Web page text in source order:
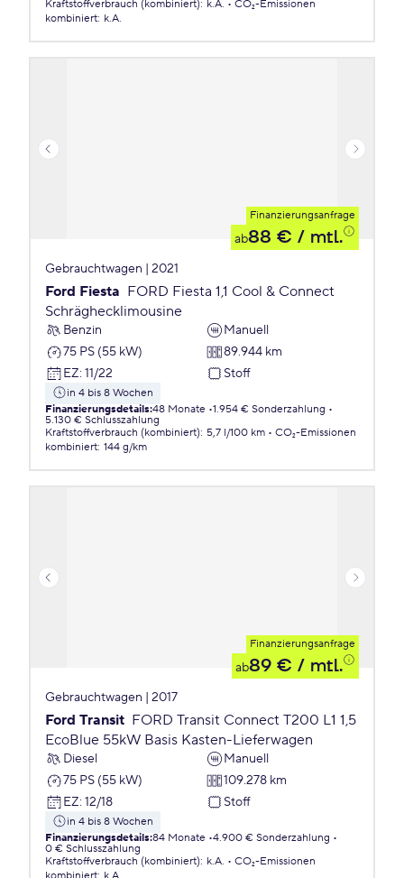
Kraftstoffverbrauch (kombiniert): k.A.
CO₂-Emissionen
kombiniert: k.A.
Finanzierungsanfrage
ab88 € / mtl.
Gebrauchtwagen | 2021
Ford Fiesta FORD Fiesta 1,1 Cool & Connect
Schräghecklimousine
Benzin
Manuell
75 PS (55 kW)
89.944 km
EZ: 11/22 Stoff
in 4 bis 8 Wochen
Finanzierungsdetails:48 Monate 1.954 € Sonderzahlung
5.130 € Schlusszahlung
Kraftstoffverbrauch (kombiniert): 5,7 l/100 km
CO₂-Emissionen
kombiniert: 144 g/km
Finanzierungsanfrage
ab89 € / mtl.
Gebrauchtwagen | 2017
Ford Transit FORD Transit Connect T200 L1 1,5
EcoBlue 55kW Basis Kasten-Lieferwagen
Diesel
Manuell
75 PS (55 kW)
109.278 km
EZ: 12/18 Stoff
in 4 bis 8 Wochen
Finanzierungsdetails:84 Monate 4.900 € Sonderzahlung
0 € Schlusszahlung
Kraftstoffverbrauch (kombiniert): k.A.
CO₂-Emissionen